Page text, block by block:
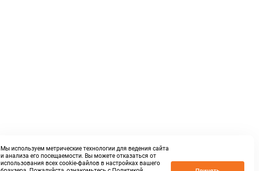
Мы используем метрические технологии для ведения сайта
и анализа его посещаемости. Вы можете отказаться от
использования всех cookie-файлов в настройках вашего